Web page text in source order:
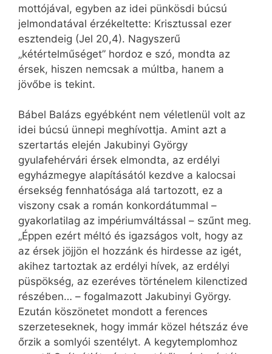
mottójával, egyben az idei pünkösdi búcsú
jelmondatával érzékeltette: Krisztussal ezer
esztendeig (Jel 20,4). Nagyszerű
„kétértelműséget” hordoz e szó, mondta az
érsek, hiszen nemcsak a múltba, hanem a
jövőbe is tekint.
Bábel Balázs egyébként nem véletlenül volt az
idei búcsú ünnepi meghívottja. Amint azt a
szertartás elején Jakubinyi György
gyulafehérvári érsek elmondta, az erdélyi
egyházmegye alapításától kezdve a kalocsai
érsekség fennhatósága alá tartozott, ez a
viszony csak a román konkordátummal –
gyakorlatilag az impériumváltással – szűnt meg.
„Éppen ezért méltó és igazságos volt, hogy az
az érsek jöjjön el hozzánk és hirdesse az igét,
akihez tartoztak az erdélyi hívek, az erdélyi
püspökség, az ezeréves történelem kilenctized
részében… – fogalmazott Jakubinyi György.
Ezután köszönetet mondott a ferences
szerzeteseknek, hogy immár közel hétszáz éve
őrzik a somlyói szentélyt. A kegytemplomhoz